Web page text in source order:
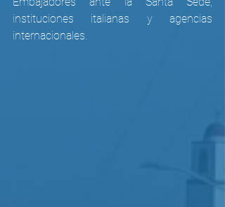
instituciones italianas y agencias
internacionales.